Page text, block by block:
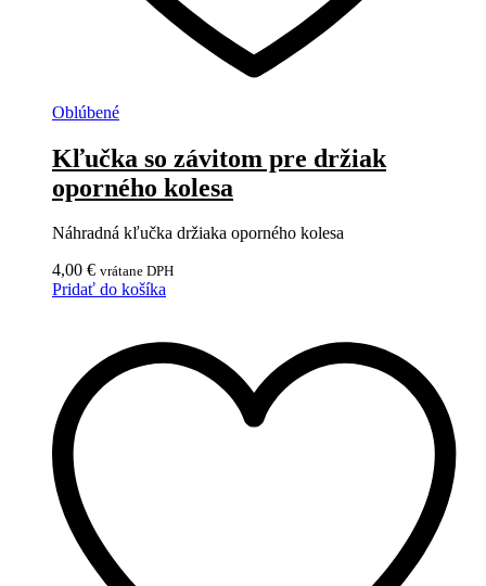
Oblúbené
Kľučka so závitom pre držiak
oporného kolesa
Náhradná kľučka držiaka oporného kolesa
4,00 € vrátane DPH
Pridať do košíka